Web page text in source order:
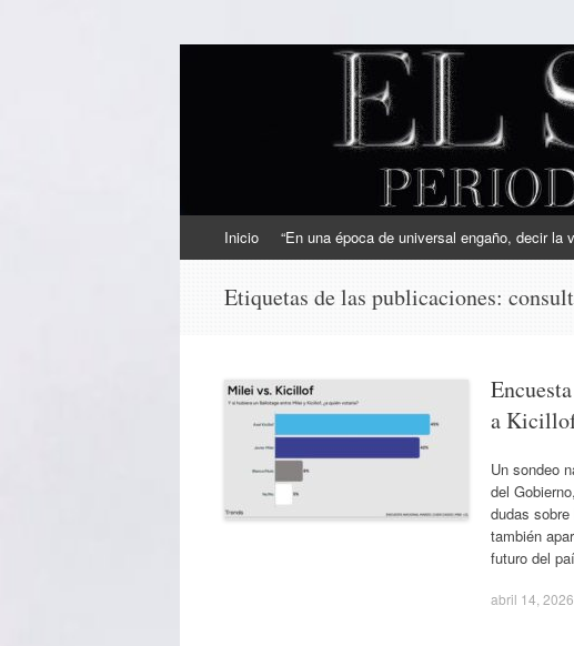
EL SINDICAL
Periodismo Inteligente
al
Inicio “En una época de universal engaño, decir la
Etiquetas de las publicaciones:
a
Un sondeo
del
dudas
también
futuro del
abril 14, 2026